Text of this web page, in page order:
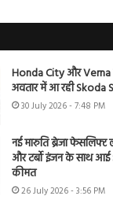
Honda City और Verna
अवतार में आ रही Skoda
30 July 2026 - 7:48 PM
नई मारुति ब्रेजा फेसलिफ्ट
और टर्बो इंजन के साथ आई
कीमत
26 July 2026 - 3:56 PM